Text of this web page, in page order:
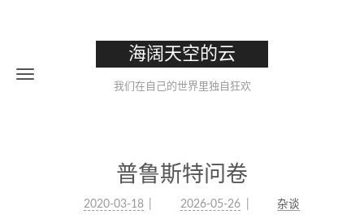
海阔天空的云
我们在自己的世界里独自狂欢
普鲁斯特问卷
2020-03-18 2026-05-26 杂谈